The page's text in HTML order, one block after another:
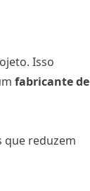
Isso
fabricante de
que reduzem